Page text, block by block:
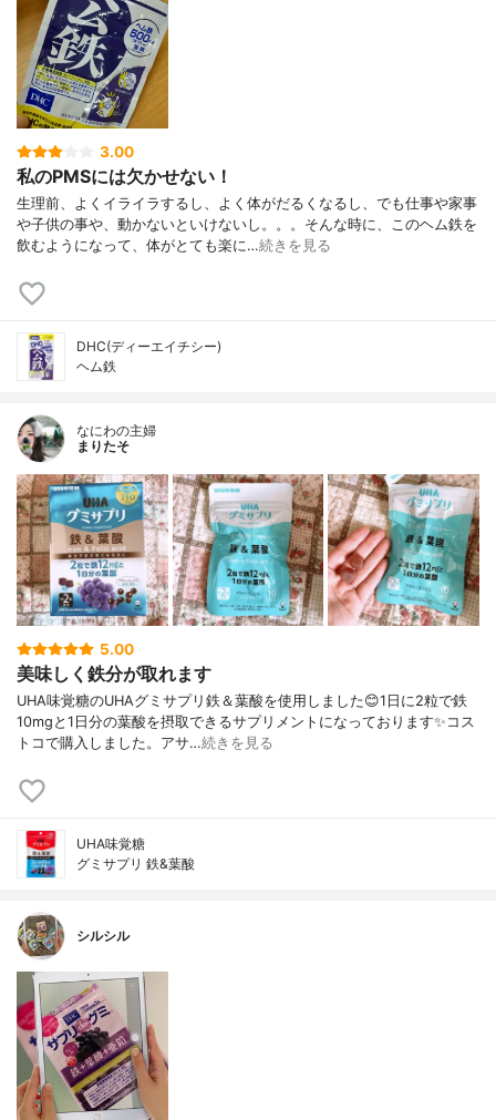
3.00
私のPMSには欠かせない！
生理前、よくイライラするし、よく体がだるくなるし、でも仕事や家事
や子供の事や、動かないといけないし。。。そんな時に、このヘム鉄を
飲むようになって、体がとても楽に…続きを見る
DHC(ディーエイチシー)
ヘム鉄
なにわの主婦
まりたそ
5.00
美味しく鉄分が取れます
UHA味覚糖のUHAグミサプリ鉄＆葉酸を使用しました😊1日に2粒で鉄
10mgと1日分の葉酸を摂取できるサプリメントになっております✨コス
トコで購入しました。アサ…続きを見る
UHA味覚糖
グミサプリ 鉄&葉酸
シルシル